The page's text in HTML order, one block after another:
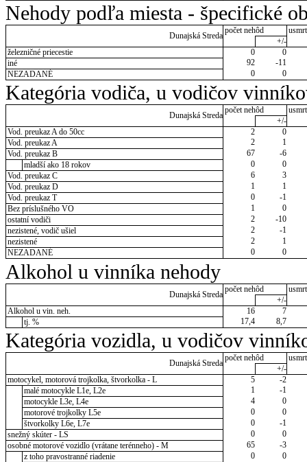
Nehody podľa miesta - špecifické
Dunajská Streda
počet nehôd
+/-
železničné priecestie
0
0
iné
92
-11
NEZADANÉ
0 0
Kategória vodiča, u vodičov
Dunajská Streda
počet nehôd
+/-
Vod. preukaz A do 50cc
2
0
Vod. preukaz A
2
1
Vod. preukaz B
67
-6
mladší ako 18 rokov
0
0
Vod. preukaz C
6
3
Vod. preukaz D
1
1
Vod. preukaz T
0
-1
Bez príslušného VO
1
0
ostatní vodiči
2
-10
nezistené, vodič ušiel
2
-1
nezistené
2
1
NEZADANÉ
0 0
Alkohol u vinníka nehody
Dunajská Streda
počet nehôd
+/-
Alkohol u vin. neh.
16
7
tj. %
17,4 8,7
Kategória vozidla, u vodičov
Dunajská Streda
počet nehôd
+/-
motocykel, motorová trojkolka, štvorkolka - L
5
-2
malé motocykle L1e, L2e
1
-1
motocykle L3e, L4e
4
0
motorové trojkolky L5e
0
0
štvorkolky L6e, L7e
0
-1
snežný skúter - LS
0
0
osobné motorové vozidlo (vrátane terénneho) - M
65
-3
z toho pravostranné riadenie
0
0